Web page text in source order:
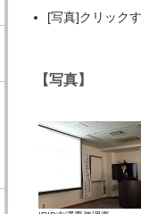
[写真]クリック
【写真】